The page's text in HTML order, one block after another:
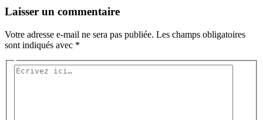
Laisser un commentaire
Votre adresse e-mail ne sera pas publiée. Les champs obligatoires
sont indiqués avec *
Écrivez